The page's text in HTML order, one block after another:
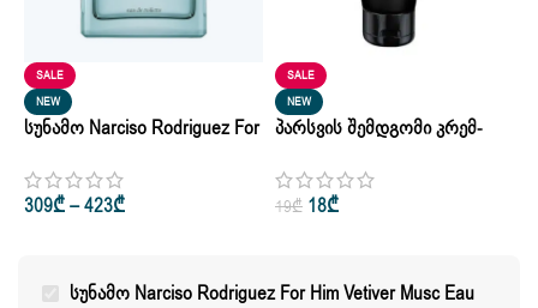
SALE
NEW
Სუნამო Narciso Rodriguez For
Toilette 50ml • 100ml
309₾–423₾
SALE
NEW
Პარსვის Შემდგომი Კრემ-
100ml
19₾ 18₾
Სუნამო Narciso Rodriguez For Him Vetiver Musc Eau